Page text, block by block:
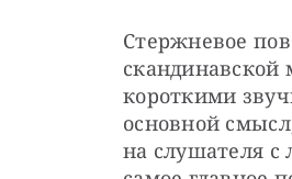
Стержневое
скандинавской
короткими
основной
на слушателя с